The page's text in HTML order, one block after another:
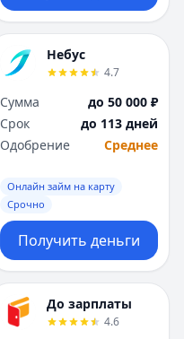
Небус
4.7
Сумма
до 50 000 ₽
Срок
до 113 дней
Одобрение
Среднее
Онлайн займ на карту
Срочно
Получить деньги
До зарплаты
4.6